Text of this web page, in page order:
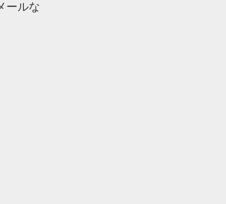
ールな